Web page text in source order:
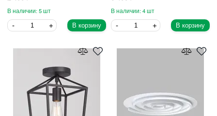
5
В корзину
4
В корзину